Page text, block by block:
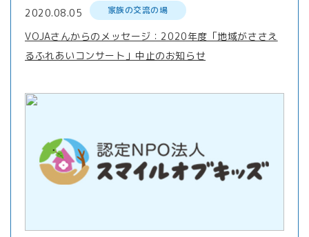
2020.08.05 家族の交流の場
VOJAさんからのメッセージ：2020年度「地域がささえ
るふれあいコンサート」中止のお知らせ